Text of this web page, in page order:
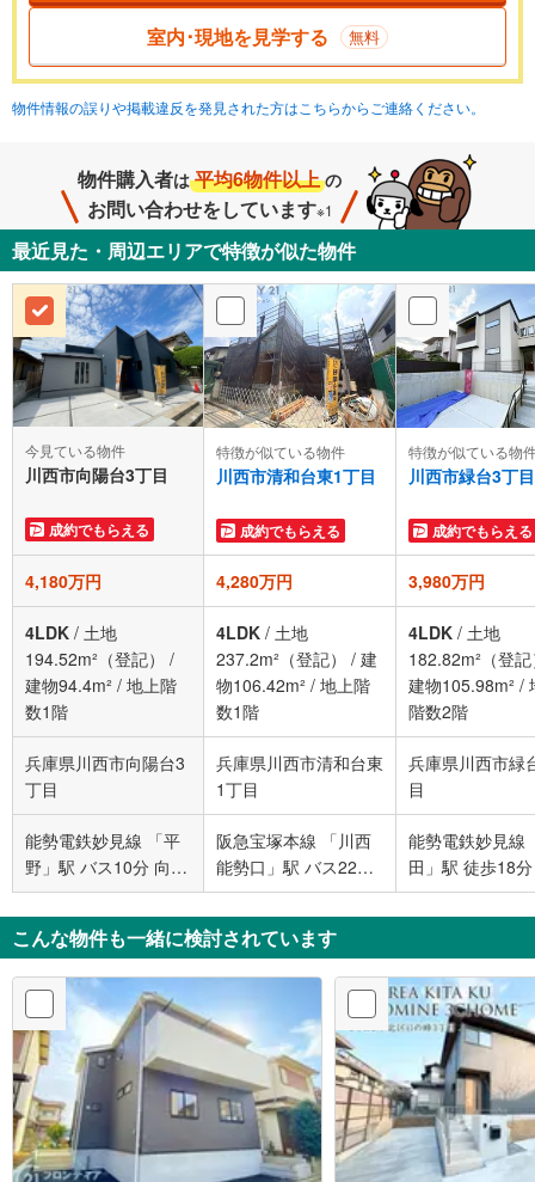
室内･現地を見学する 無料
物件情報の誤りや掲載違反を発見された方はこちらからご連絡ください。
物件購入者は 平均6物件以上 の
お問い合わせをしています※1
最近見た・周辺エリアで特徴が似た物件
今見ている物件
川西市向陽台3丁目
成約でもらえる
特徴が似ている物件
川西市清和台東1丁目
成約でもらえる
特徴が似ている物
川西市緑台3丁目
成約でもらえる
4,180万円 4,280万円 3,980万円
4LDK / 土地
194.52m²（登記）
/
建物94.4m² / 地上階
数1階
4LDK / 土地
237.2m²（登記）
/ 建
物106.42m² / 地上階
数1階
4LDK / 土地
182.82m²（登
建物105.98m² /
階数2階
兵庫県川西市向陽台3
丁目
兵庫県川西市清和台東
1丁目
兵庫県川西市緑
目
能勢電鉄妙見線 「平
野」駅 バス10分 向陽
台3丁目 バス停下車
徒歩2分
阪急宝塚本線 「川西
能勢口」駅 バス22分
清和台一丁目 バス停
下車 徒歩6分
能勢電鉄妙見線
田」駅 徒歩18分
こんな物件も一緒に検討されています